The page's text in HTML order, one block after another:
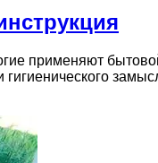
применяют